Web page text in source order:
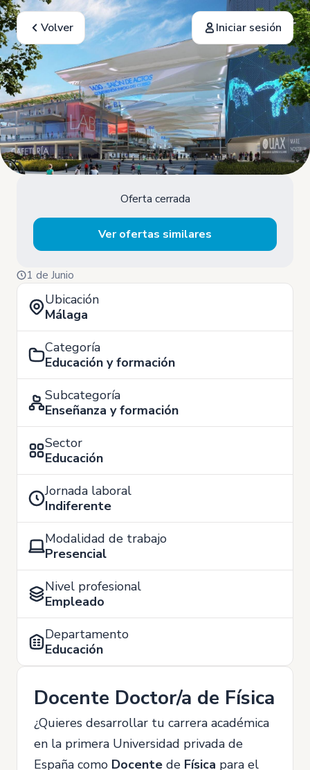
Volver Iniciar sesión
Oferta cerrada
Ver ofertas similares
1 de Junio
Ubicación
Málaga
Categoría
Educación y formación
Subcategoría
Enseñanza y formación
Sector
Educación
Jornada laboral
Indiferente
Modalidad de trabajo
Presencial
Nivel profesional
Empleado
Departamento
Educación
Docente Doctor/a de Física
¿Quieres desarrollar tu carrera académica
en la primera Universidad privada de
España como Docente de Física para el